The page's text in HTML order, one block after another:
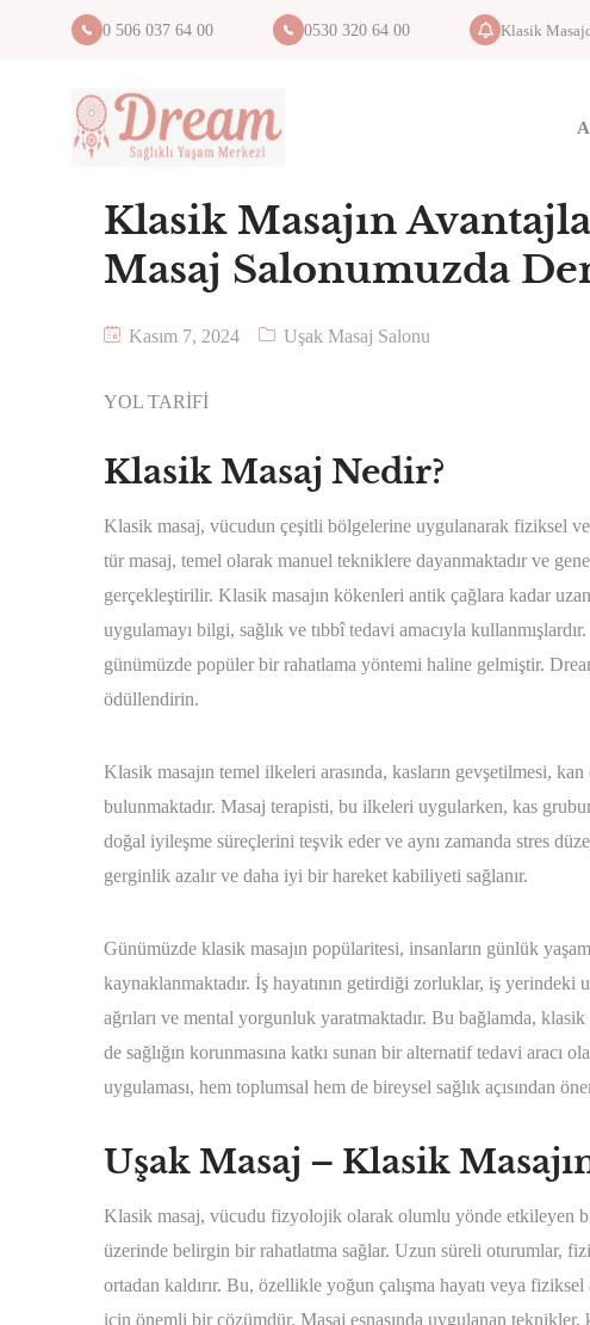
0 506 037 64 00 0530 320 64 00 Klasik
Klasik Masajın
Masaj Salonumuzda
Kasım 7, 2024 Uşak Masaj Salonu
YOL TARİFİ
Klasik Masaj Nedir?
Klasik masaj, vücudun çeşitli bölgelerine uygulanarak fiziksel
tür masaj, temel olarak manuel tekniklere dayanmaktadır ve
gerçekleştirilir. Klasik masajın kökenleri antik çağlara kadar
uygulamayı bilgi, sağlık ve tıbbî tedavi amacıyla
günümüzde popüler bir rahatlama yöntemi haline gelmiştir.
ödüllendirin.
Klasik masajın temel ilkeleri arasında, kasların gevşetilmesi, kan
bulunmaktadır. Masaj terapisti, bu ilkeleri uygularken, kas
doğal iyileşme süreçlerini teşvik eder ve aynı zamanda stres
gerginlik azalır ve daha iyi bir hareket kabiliyeti sağlanır.
Günümüzde klasik masajın popülaritesi, insanların günlük
kaynaklanmaktadır. İş hayatının getirdiği zorluklar, iş yerindeki
ağrıları ve mental yorgunluk yaratmaktadır. Bu bağlamda,
de sağlığın korunmasına katkı sunan bir alternatif tedavi aracı
uygulaması, hem toplumsal hem de bireysel sağlık açısından
Uşak Masaj – Klasik
Klasik masaj, vücudu fizyolojik olarak olumlu yönde etkileyen
üzerinde belirgin bir rahatlatma sağlar. Uzun süreli oturumlar,
ortadan kaldırır. Bu, özellikle yoğun çalışma hayatı veya
için önemli bir çözümdür. Masaj esnasında uygulanan teknikler,